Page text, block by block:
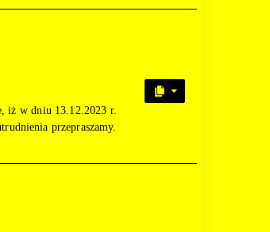
iż w dniu 13.12.2023 r.
przepraszamy.